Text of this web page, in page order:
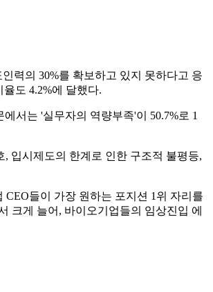
력의 30%를 확보하고 있지 못하다고 응
도 4.2%에 달했다.
서는 '실무자의 역량부족'이 50.7%로 1
, 입시제도의 한계로 인한 구조적 불평등,
CEO들이 가장 원하는 포지션 1위 자리를
크게 늘어, 바이오기업들의 임상진입 에